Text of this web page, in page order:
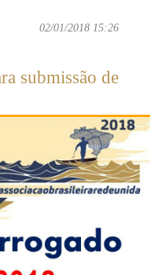
02/01/2018 15:26
submissão de